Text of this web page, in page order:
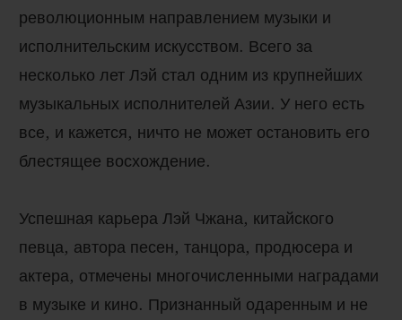
революционным направлением музыки и
исполнительским искусством. Всего за
несколько лет Лэй стал одним из крупнейших
музыкальных исполнителей Азии. У него есть
все, и кажется, ничто не может остановить его
блестящее восхождение.
Успешная карьера Лэй Чжана, китайского
певца, автора песен, танцора, продюсера и
актера, отмечены многочисленными наградами
в музыке и кино. Признанный одаренным и не